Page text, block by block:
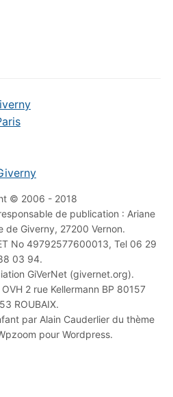
© 2006 - 2018
de publication : Ariane
de Giverny, 27200 Vernon.
No 49792577600013, Tel 06 29
03 94.
GiVerNet (givernet.org).
2 rue Kellermann BP 80157
ROUBAIX.
par Alain Cauderlier du thème
pour Wordpress.